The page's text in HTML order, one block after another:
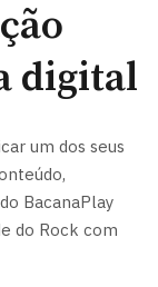
digital
um dos seus
BacanaPlay
do Rock com